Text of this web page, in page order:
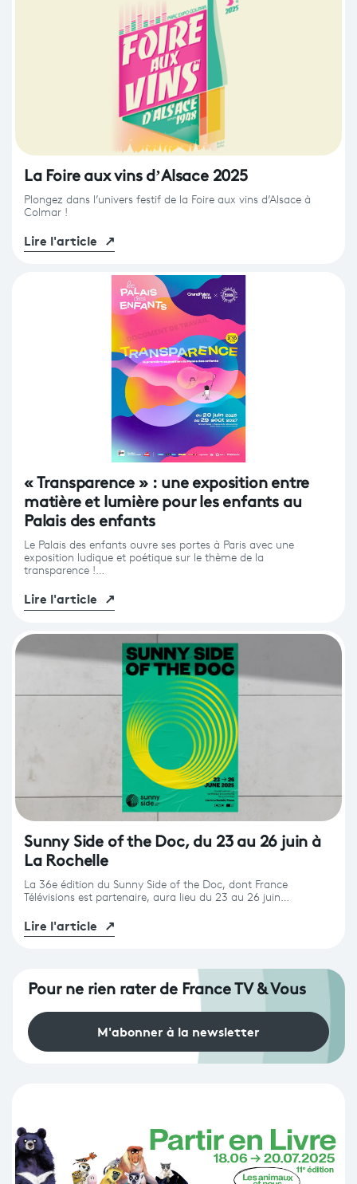
La Foire aux vins d’Alsace 2025
Plongez dans l’univers festif de la Foire aux vins d’Alsace à
Colmar !
Lire l'article ↗
« Transparence » : une exposition entre
matière et lumière pour les enfants au
Palais des enfants
Le Palais des enfants ouvre ses portes à Paris avec une
exposition ludique et poétique sur le thème de la
transparence !…
Lire l'article ↗
Sunny Side of the Doc, du 23 au 26 juin à
La Rochelle
La 36e édition du Sunny Side of the Doc, dont France
Télévisions est partenaire, aura lieu du 23 au 26 juin…
Lire l'article ↗
Pour ne rien rater de France TV & Vous
M'abonner à la newsletter